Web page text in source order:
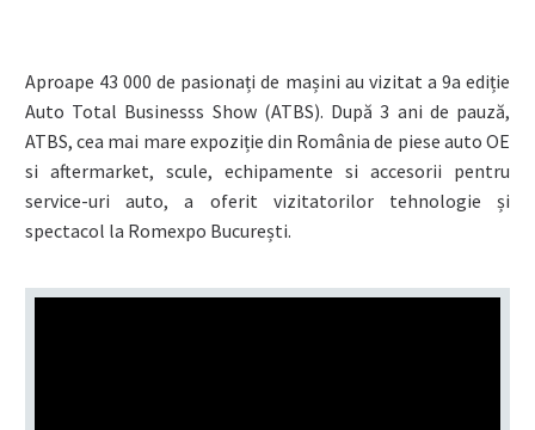
Aproape 43 000 de pasionați de mașini au vizitat a 9a ediție
Auto Total Businesss Show (ATBS). După 3 ani de pauză,
ATBS, cea mai mare expoziție din România de piese auto OE
si aftermarket, scule, echipamente si accesorii pentru
service-uri auto, a oferit vizitatorilor tehnologie și
spectacol la Romexpo București.